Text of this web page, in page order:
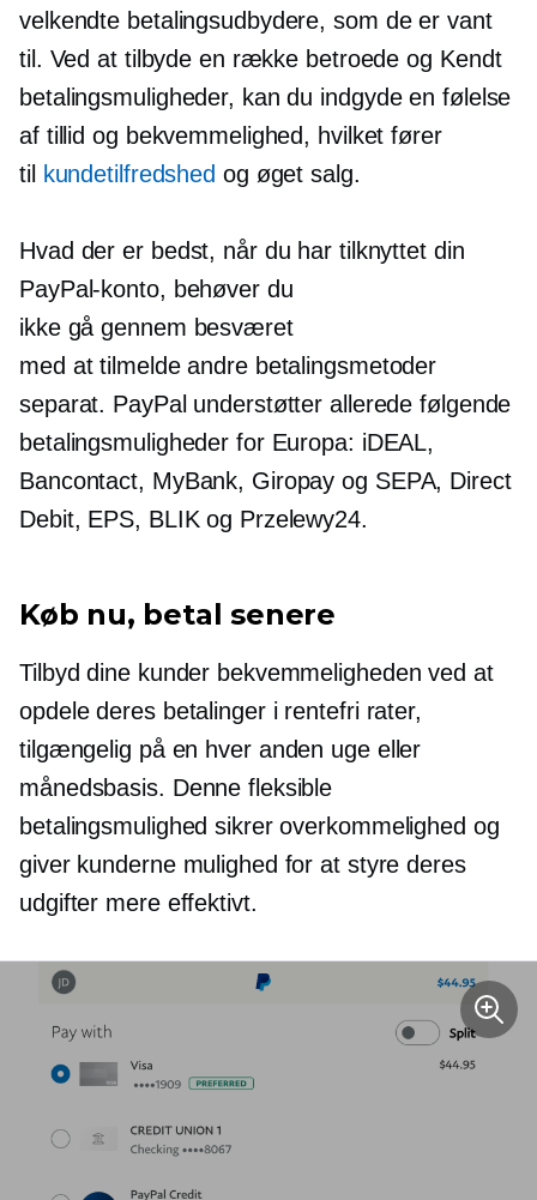
velkendte betalingsudbydere, som de er vant
til. Ved at tilbyde en række betroede og Kendt
betalingsmuligheder, kan du indgyde en følelse
af tillid og bekvemmelighed, hvilket fører
til kundetilfredshed og øget salg.
Hvad der er bedst, når du har tilknyttet din
PayPal-konto, behøver du
ikke gå gennem besværet
med at tilmelde andre betalingsmetoder
separat. PayPal understøtter allerede følgende
betalingsmuligheder for Europa: iDEAL,
Bancontact, MyBank, Giropay og SEPA, Direct
Debit, EPS, BLIK og Przelewy24.
Køb nu, betal senere
Tilbyd dine kunder bekvemmeligheden ved at
opdele deres betalinger i rentefrirater,
tilgængelig på en hver anden ugeeller
månedsbasis. Denne fleksible
betalingsmulighed sikrer overkommelighed og
giver kunderne mulighed for at styre deres
udgifter mere effektivt.